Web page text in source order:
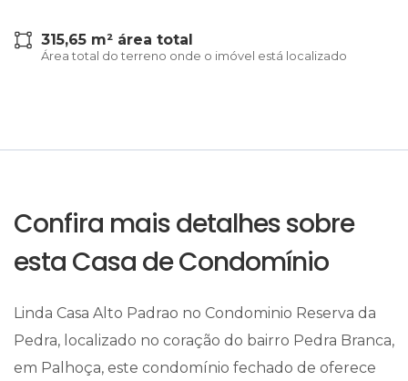
315,65 m² área total
Área total do terreno onde o imóvel está localizado
Confira mais detalhes sobre
esta Casa de Condomínio
Linda Casa Alto Padrao no Condominio Reserva da
Pedra, localizado no coração do bairro Pedra Branca,
em Palhoça, este condomínio fechado de oferece